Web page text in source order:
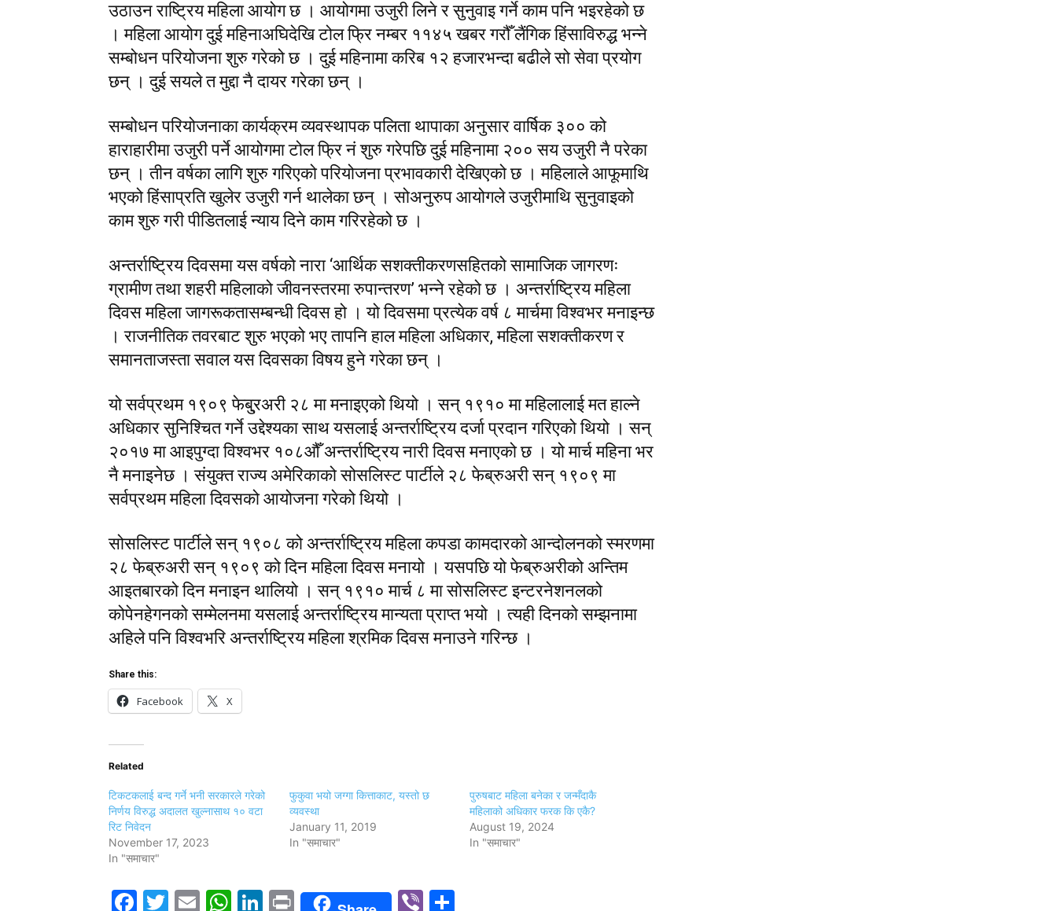
उठाउन राष्ट्रिय महिला आयोग छ । आयोगमा उजुरी लिने र सुनुवाइ गर्ने काम पनि भइरहेको छ
। महिला आयोग दुई महिनाअघिदेखि टोल फ्रि नम्बर ११४५ खबर गरौँ लैंगिक हिंसाविरुद्ध भन्ने
सम्बोधन परियोजना शुरु गरेको छ । दुई महिनामा करिब १२ हजारभन्दा बढीले सो सेवा प्रयोग
छन् । दुई सयले त मुद्दा नै दायर गरेका छन् ।
सम्बोधन परियोजनाका कार्यक्रम व्यवस्थापक पलिता थापाका अनुसार वार्षिक ३०० को
हाराहारीमा उजुरी पर्ने आयोगमा टोल फ्रि नं शुरु गरेपछि दुई महिनामा २०० सय उजुरी नै परेका
छन् । तीन वर्षका लागि शुरु गरिएको परियोजना प्रभावकारी देखिएको छ । महिलाले आफूमाथि
भएको हिंसाप्रति खुलेर उजुरी गर्न थालेका छन् । सोअनुरुप आयोगले उजुरीमाथि सुनुवाइको
काम शुरु गरी पीडितलाई न्याय दिने काम गरिरहेको छ ।
अन्तर्राष्ट्रिय दिवसमा यस वर्षको नारा ‘आर्थिक सशक्तीकरणसहितको सामाजिक जागरणः
ग्रामीण तथा शहरी महिलाको जीवनस्तरमा रुपान्तरण’ भन्ने रहेको छ । अन्तर्राष्ट्रिय महिला
दिवस महिला जागरूकतासम्बन्धी दिवस हो । यो दिवसमा प्रत्येक वर्ष ८ मार्चमा विश्वभर मनाइन्छ
। राजनीतिक तवरबाट शुरु भएको भए तापनि हाल महिला अधिकार, महिला सशक्तीकरण र
समानताजस्ता सवाल यस दिवसका विषय हुने गरेका छन् ।
यो सर्वप्रथम १९०९ फेबु्रअरी २८ मा मनाइएको थियो । सन् १९१० मा महिलालाई मत हाल्ने
अधिकार सुनिश्चित गर्ने उद्देश्यका साथ यसलाई अन्तर्राष्ट्रिय दर्जा प्रदान गरिएको थियो । सन्
२०१७ मा आइपुग्दा विश्वभर १०८औँ अन्तर्राष्ट्रिय नारी दिवस मनाएको छ । यो मार्च महिना भर
नै मनाइनेछ । संयुक्त राज्य अमेरिकाको सोसलिस्ट पार्टीले २८ फेब्रुअरी सन् १९०९ मा
सर्वप्रथम महिला दिवसको आयोजना गरेको थियो ।
सोसलिस्ट पार्टीले सन् १९०८ को अन्तर्राष्ट्रिय महिला कपडा कामदारको आन्दोलनको स्मरणमा
२८ फेब्रुअरी सन् १९०९ को दिन महिला दिवस मनायो । यसपछि यो फेब्रुअरीको अन्तिम
आइतबारको दिन मनाइन थालियो । सन् १९१० मार्च ८ मा सोसलिस्ट इन्टरनेशनलको
कोपेनहेगनको सम्मेलनमा यसलाई अन्तर्राष्ट्रिय मान्यता प्राप्त भयो । त्यही दिनको सम्झनामा
अहिले पनि विश्वभरि अन्तर्राष्ट्रिय महिला श्रमिक दिवस मनाउने गरिन्छ ।
Share this:
Facebook X
Related
टिकटकलाई बन्द गर्ने भनी सरकारले गरेको
निर्णय विरुद्ध अदालत खुल्नासाथ १० वटा
रिट निवेदन
November 17, 2023
In "समाचार"
फुकुवा भयो जग्गा कित्ताकाट, यस्तो छ
व्यवस्था
January 11, 2019
In "समाचार"
पुरुषबाट महिला बनेका र जन्मँदाकै
महिलाको अधिकार फरक कि एकै?
August 19, 2024
In "समाचार"
Facebook
Twitter
EmailWhatsApp
LinkedIn
Print Viber